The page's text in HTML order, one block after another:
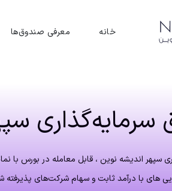
خانه معرفی صندوق‌ها
سپهر اندیشه نوین ، قابل معامله در بورس با
های با درآمد ثابت و سهام شرکت‌های